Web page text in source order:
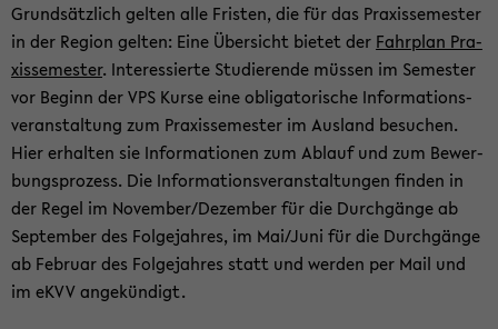
Grund­sätz­lich gel­ten alle Fris­ten, die für das Pra­xis­se­mes­ter
in der Re­gi­on gel­ten: Eine Über­sicht bie­tet der Fahr­plan Pra­
xis­se­mes­ter. In­ter­es­sier­te Stu­die­ren­de müs­sen im Se­mes­ter
vor Be­ginn der VPS Kurse eine ob­li­ga­to­ri­sche In­for­ma­ti­ons­
ver­an­stal­tung zum Pra­xis­se­mes­ter im Aus­land be­su­chen.
Hier er­hal­ten sie In­for­ma­tio­nen zum Ab­lauf und zum Be­wer­
bungs­pro­zess. Die In­for­ma­ti­ons­ver­an­stal­tun­gen fin­den in
der Regel im No­vem­ber/De­zem­ber für die Durch­gän­ge ab
Sep­tem­ber des Fol­ge­jah­res, im Mai/Juni für die Durch­gän­ge
ab Fe­bru­ar des Fol­ge­jah­res statt und wer­den per Mail und
im eKVV an­ge­kün­digt.